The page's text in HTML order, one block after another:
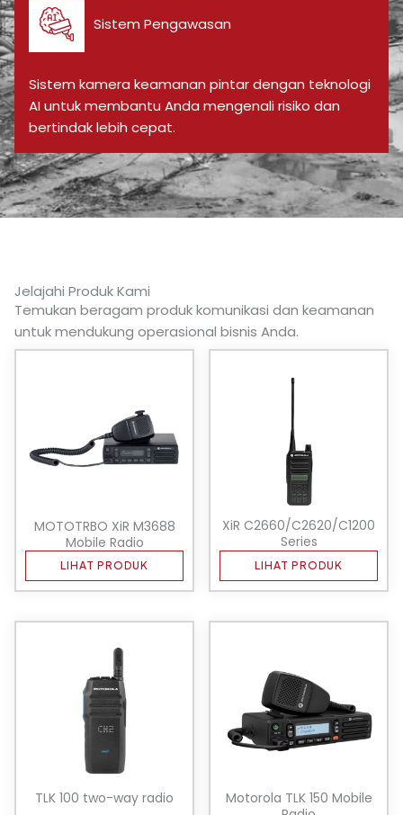
Sistem Pengawasan
Sistem kamera keamanan pintar dengan teknologi
AI untuk membantu Anda mengenali risiko dan
bertindak lebih cepat.
Jelajahi Produk Kami
Temukan beragam produk komunikasi dan keamanan
untuk mendukung operasional bisnis Anda.
MOTOTRBO XiR M3688
Mobile Radio
LIHAT PRODUK
XiR C2660/C2620/C1200
Series
LIHAT PRODUK
TLK 100 two-way radio
Motorola TLK 150 Mobile